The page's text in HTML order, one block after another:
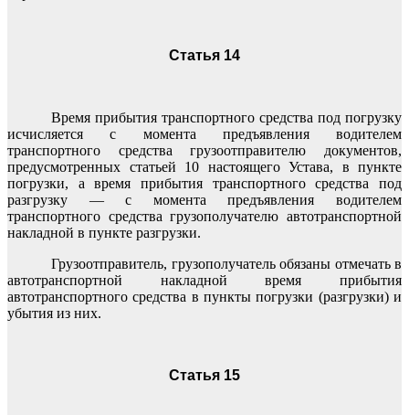
Статья 14
Время прибытия транспортного средства под погрузку
исчисляется с момента предъявления водителем
транспортного средства грузоотправителю документов,
предусмотренных статьей 10 настоящего Устава, в пункте
погрузки, а время прибытия транспортного средства под
разгрузку — с момента предъявления водителем
транспортного средства грузополучателю автотранспортной
накладной в пункте разгрузки.
Грузоотправитель, грузополучатель обязаны отмечать в
автотранспортной накладной время прибытия
автотранспортного средства в пункты погрузки (разгрузки) и
убытия из них.
Статья 15